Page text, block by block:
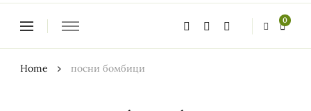
0
Home посни бомбици